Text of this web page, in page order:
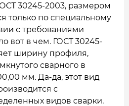
30245-2003, размером
только по специальному
с требованиями
вот в чем. ГОСТ 30245-
ширину профиля,
сварного в
мм. Да-да, этот вид
с
видов сварки.